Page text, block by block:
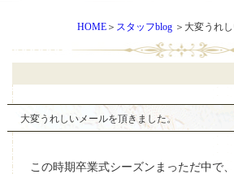
HOME ＞ スタッフblog ＞ 大変うれ
大変うれしいメールを頂きました。
この時期卒業式シーズンまっただ中で